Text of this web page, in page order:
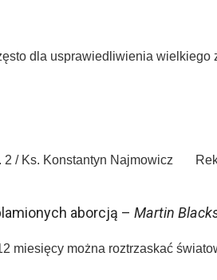
dla usprawiedliwienia wielkiego
2 / Ks. Konstantyn Najmowicz
aborcją – Martin
miesięcy można roztrzaskać